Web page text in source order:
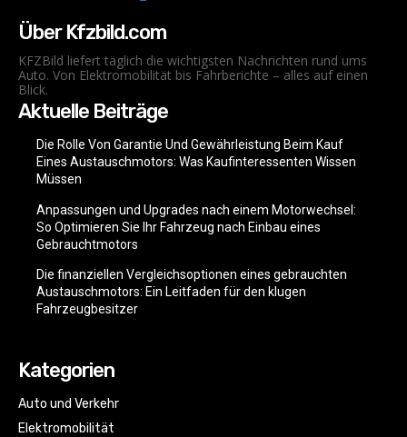
Über Kfzbild.com
KFZBild liefert täglich die wichtigsten Nachrichten rund ums
Auto. Von Elektromobilität bis Fahrberichte – alles auf einen
Blick.
Aktuelle Beiträge
Die Rolle Von Garantie Und Gewährleistung Beim Kauf
Eines Austauschmotors: Was Kaufinteressenten Wissen
Müssen
Anpassungen und Upgrades nach einem Motorwechsel:
So Optimieren Sie Ihr Fahrzeug nach Einbau eines
Gebrauchtmotors
Die finanziellen Vergleichsoptionen eines gebrauchten
Austauschmotors: Ein Leitfaden für den klugen
Fahrzeugbesitzer
Kategorien
Auto und Verkehr
Elektromobilität